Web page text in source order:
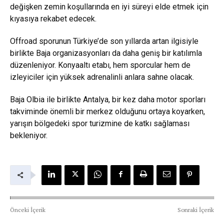
değişken zemin koşullarında en iyi süreyi elde etmek için
kıyasıya rekabet edecek.
Offroad sporunun Türkiye’de son yıllarda artan ilgisiyle
birlikte Baja organizasyonları da daha geniş bir katılımla
düzenleniyor. Konyaaltı etabı, hem sporcular hem de
izleyiciler için yüksek adrenalinli anlara sahne olacak.
Baja Olbia ile birlikte Antalya, bir kez daha motor sporları
takviminde önemli bir merkez olduğunu ortaya koyarken,
yarışın bölgedeki spor turizmine de katkı sağlaması
bekleniyor.
Önceki İçerik Sonraki İçerik